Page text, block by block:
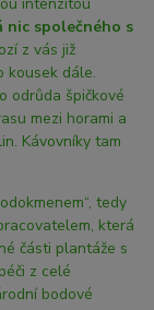
nic společného s
z vás již
kousek dále.
odrůda špičkové
mezi horami a
Kávovníky tam
tedy
která
části plantáže s
z celé
bodové